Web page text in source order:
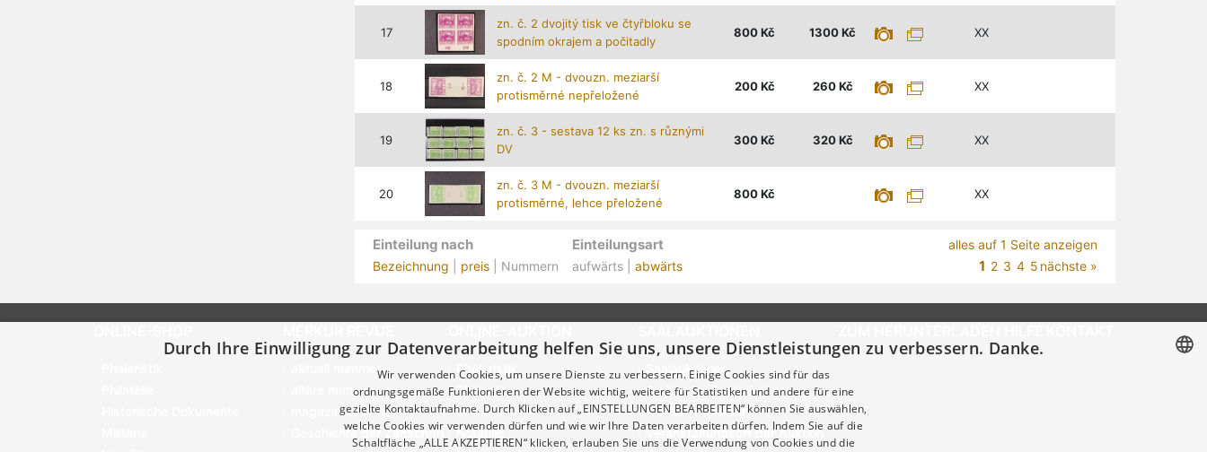
17
zn. č. 2 dvojitý tisk ve čtyřbloku se
spodním okrajem a počitadly
800Kč 1300Kč XX
18
zn. č. 2 M - dvouzn. meziarší
protisměrné nepřeložené
200 Kč 260 Kč XX
19
zn. č. 3 - sestava 12 ks zn. s různými
DV
300Kč 320 Kč XX
20
zn. č. 3 M - dvouzn. meziarší
protisměrné, lehce přeložené
800Kč XX
Einteilung nach
Bezeichnung preis| Nummern
Einteilungsart
aufwärts | abwärts
alles auf 1 Seite anzeigen
1 2 3 4 5 nächste »
aktuell nummer
altere nummeren
magazin bestellen
Geschichte der Zeitschrift
Phaleristik
Philatelie
Militaria
Notafilie
Saalauktionen
Archiv der Saalauktionen
Auktion Kalender
Veranstaltungsort der Auktion
Durch Ihre Einwilligung zur Datenverarbeitung helfen Sie uns, unsere Dienstleistungen zu verbessern. Danke.
Wir verwenden Cookies, um unsere Dienste zu verbessern. Einige Cookies sind für das
ordnungsgemäße Funktionieren der Website wichtig, weitere für Statistiken und andere für eine
gezielte Kontaktaufnahme. Durch Klicken auf „EINSTELLUNGEN BEARBEITEN“ können Sie auswählen,
welche Cookies wir verwenden dürfen und wie wir Ihre Daten verarbeiten dürfen. Indem Sie auf die
Schaltfläche „ALLE AKZEPTIEREN“ klicken, erlauben Sie uns die Verwendung von Cookies und die